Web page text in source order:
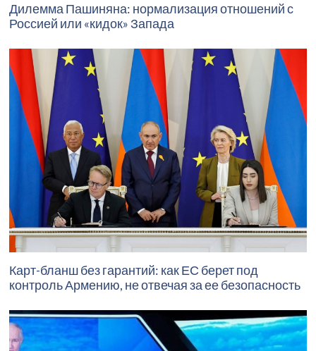
Дилемма Пашиняна: нормализация отношений с
Россией или «кидок» Запада
Карт-бланш без гарантий: как ЕС берет под
контроль Армению, не отвечая за ее безопасность